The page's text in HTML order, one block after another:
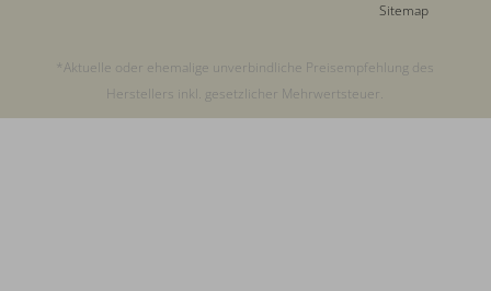
Sitemap
*Aktuelle oder ehemalige unverbindliche Preisempfehlung des
Herstellers inkl. gesetzlicher Mehrwertsteuer.